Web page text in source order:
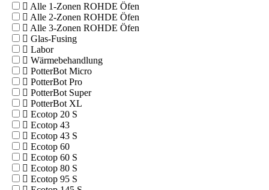
Alle 1-Zonen ROHDE Öfen
Alle 2-Zonen ROHDE Öfen
Alle 3-Zonen ROHDE Öfen
Glas-Fusing
Labor
Wärmebehandlung
PotterBot Micro
PotterBot Pro
PotterBot Super
PotterBot XL
Ecotop 20 S
Ecotop 43
Ecotop 43 S
Ecotop 60
Ecotop 60 S
Ecotop 80 S
Ecotop 95 S